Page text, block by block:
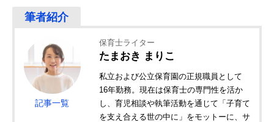
記事一覧
保育士ライター
たまおき まりこ
私立および公立保育園の正規職員として
16年勤務。現在は保育士の専門性を活か
し、育児相談や執筆活動を通じて「子育て
を支え合える世の中に」をモットーに、サ